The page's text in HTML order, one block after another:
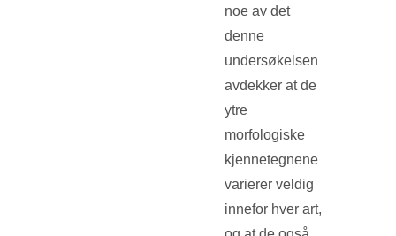
noe av det
denne
undersøkelsen
avdekker at de
ytre
morfologiske
kjennetegnene
varierer veldig
innefor hver art,